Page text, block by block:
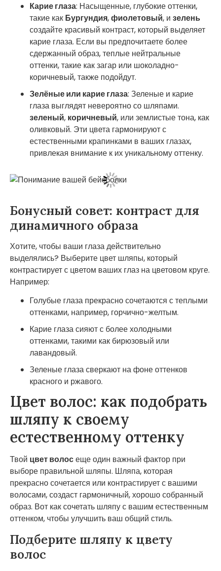
Карие глаза: Насыщенные, глубокие оттенки,
такие как Бургундия,фиолетовый, и зелень
создайте красивый контраст, который выделяет
карие глаза. Если вы предпочитаете более
сдержанный образ, теплые нейтральные
оттенки, такие как загар или шоколадно-
коричневый, также подойдут.
Зелёные или карие глаза: Зеленые и карие
глаза выглядят невероятно со шляпами.
зеленый, коричневый, или землистые тона, как
оливковый. Эти цвета гармонируют с
естественными крапинками в ваших глазах,
привлекая внимание к их уникальному оттенку.
Бонусный совет: контраст для
динамичного образа
Хотите, чтобы ваши глаза действительно
выделялись? Выберите цвет шляпы, который
контрастирует с цветом ваших глаз на цветовом круге.
Например:
Голубые глаза прекрасно сочетаются с теплыми
оттенками, например, горчично-желтым.
Карие глаза сияют с более холодными
оттенками, такими как бирюзовый или
лавандовый.
Зеленые глаза сверкают на фоне оттенков
красного и ржавого.
Цвет волос: как подобрать
шляпу к своему
естественному оттенку
Твой цвет волосеще один важный фактор при
выборе правильной шляпы. Шляпа, которая
прекрасно сочетается или контрастирует с вашими
волосами, создаст гармоничный, хорошо собранный
образ. Вот как сочетать шляпу с вашим естественным
оттенком, чтобы улучшить ваш общий стиль.
Подберите шляпу к цвету
волос